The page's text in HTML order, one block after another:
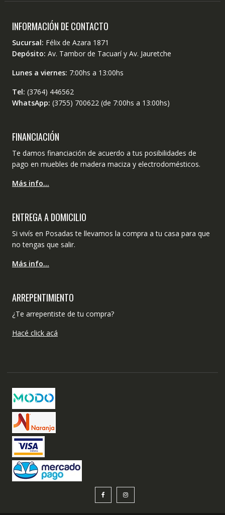
INFORMACIÓN DE CONTACTO
Sucursal: Félix de Azara 1871
Depósito: Av. Tambor de Tacuarí y Av. Jauretche
Lunes a viernes: 7:00hs a 13:00hs
Tel: (3764) 446562
WhatsApp: (3755) 700622 (de 7:00hs a 13:00hs)
FINANCIACIÓN
Te damos financiación de acuerdo a tus posibilidades de
pago en muebles de madera maciza y electrodomésticos.
Más info…
ENTREGA A DOMICILIO
Si vivís en Posadas te llevamos la compra a tu casa para que
no tengas que salir.
Más info…
ARREPENTIMIENTO
¿Te arrepentiste de tu compra?
Hacé click acá